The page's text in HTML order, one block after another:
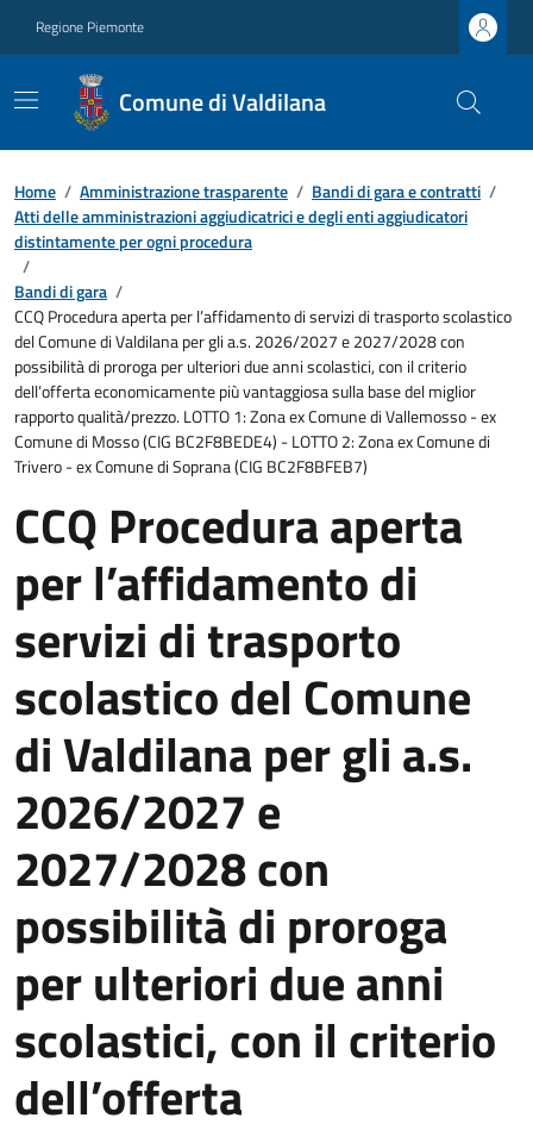
Regione Piemonte
Comune di Valdilana
Home / Amministrazione trasparente / Bandi di gara e contratti /
Atti delle amministrazioni aggiudicatrici e degli enti aggiudicatori
distintamente per ogni procedura
/
Bandi di gara /
CCQ Procedura aperta per l’affidamento di servizi di trasporto scolastico
del Comune di Valdilana per gli a.s. 2026/2027 e 2027/2028 con
possibilità di proroga per ulteriori due anni scolastici, con il criterio
dell’offerta economicamente più vantaggiosa sulla base del miglior
rapporto qualità/prezzo. LOTTO 1: Zona ex Comune di Vallemosso - ex
Comune di Mosso (CIG BC2F8BEDE4) - LOTTO 2: Zona ex Comune di
Trivero - ex Comune di Soprana (CIG BC2F8BFEB7)
CCQ Procedura aperta
per l’affidamento di
servizi di trasporto
scolastico del Comune
di Valdilana per gli a.s.
2026/2027 e
2027/2028 con
possibilità di proroga
per ulteriori due anni
scolastici, con il criterio
dell’offerta